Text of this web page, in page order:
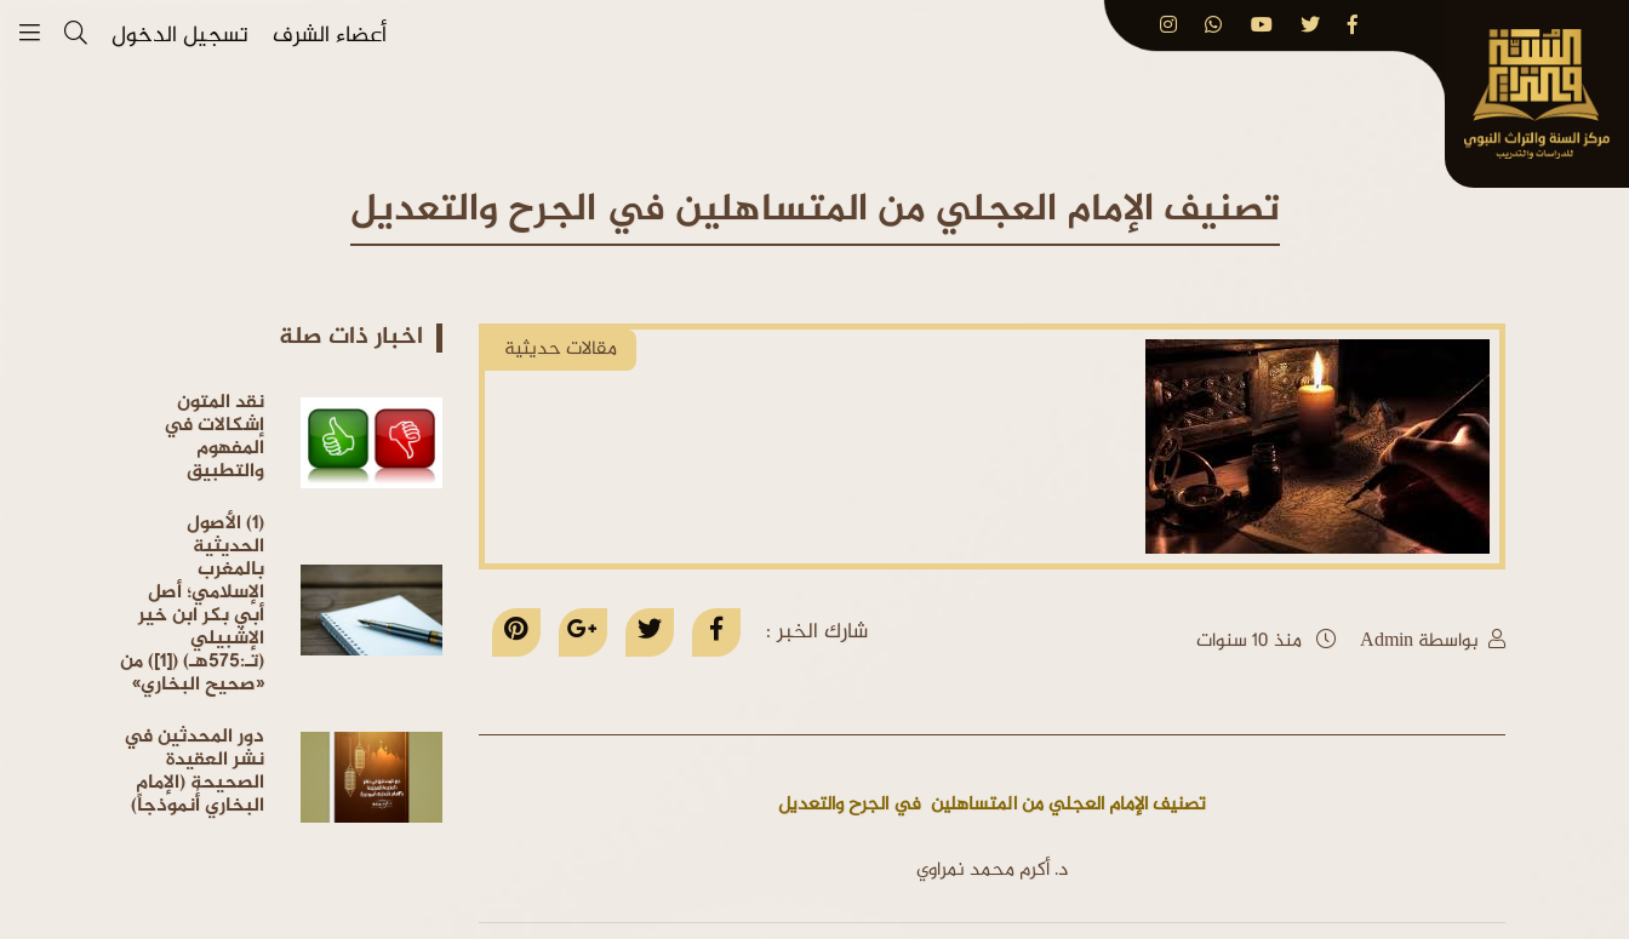
أعضاء الشرف تسجيل الدخول
تصنيف الإمام العجلي من المتساهلين في الجرح والتعديل
مقالات حديثية
بواسطة Admin منذ 10 سنوات شارك الخبر :
تصنيف الإمام العجلي من المتساهلين في الجرح والتعديل
د. أكرم محمد نمراوي
اخبار ذات صلة
نقد المتون
إشكالات في
المفهوم
والتطبيق
(1) الأصول
الحديثية
بالمغرب
الإسلامي؛ أصل
أبي بكر ابن خير
الإشبيلي
(تـ:575هـ) ([1]) من
«صحيح البخاري»
دور المحدثين في
نشر العقيدة
الصحيحة (الإمام
البخاري أُنموذجاً)